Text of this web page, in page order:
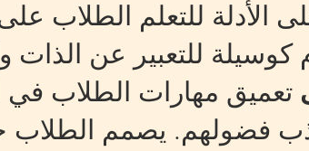
الأدلة للتعلم الطلاب
للتعبير عن الذات
تعميق مهارات الطلاب في
فضولهم. يصمم الطلاب